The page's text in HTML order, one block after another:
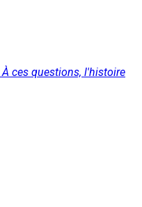
ces questions, l'histoire